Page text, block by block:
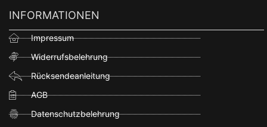
INFORMATIONEN
Impressum
Widerrufsbelehrung
Rücksendeanleitung
AGB
Datenschutzbelehrung